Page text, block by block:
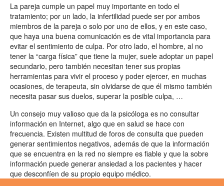
La pareja cumple un papel muy importante en todo el
tratamiento; por un lado, la infertilidad puede ser por ambos
miembros de la pareja o solo por uno de ellos, y en este caso,
que haya una buena comunicación es de vital importancia para
evitar el sentimiento de culpa. Por otro lado, el hombre, al no
tener la “carga física” que tiene la mujer, suele adoptar un papel
secundario, pero también necesitan tener sus propias
herramientas para vivir el proceso y poder ejercer, en muchas
ocasiones, de terapeuta, sin olvidarse de que él mismo también
necesita pasar sus duelos, superar la posible culpa, …
Un consejo muy valioso que da la psicóloga es no consultar
información en Internet, algo que en salud se hace con
frecuencia. Existen multitud de foros de consulta que pueden
generar sentimientos negativos, además de que la información
que se encuentra en la red no siempre es fiable y que la sobre
información puede generar ansiedad a los pacientes y hacer
que desconfíen de su propio equipo médico.